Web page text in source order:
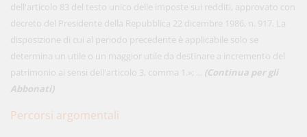
dell'articolo 83 del testo unico delle imposte sui redditi, approvato con
decreto del Presidente della Repubblica 22 dicembre 1986, n. 917. La
disposizione di cui al periodo precedente è applicabile solo se
determina un utile o un maggior utile da destinare a incremento del
patrimonio ai sensi dell'articolo 3, comma 1.»; ... (Continua per gli
Abbonati)
Percorsi argomentali